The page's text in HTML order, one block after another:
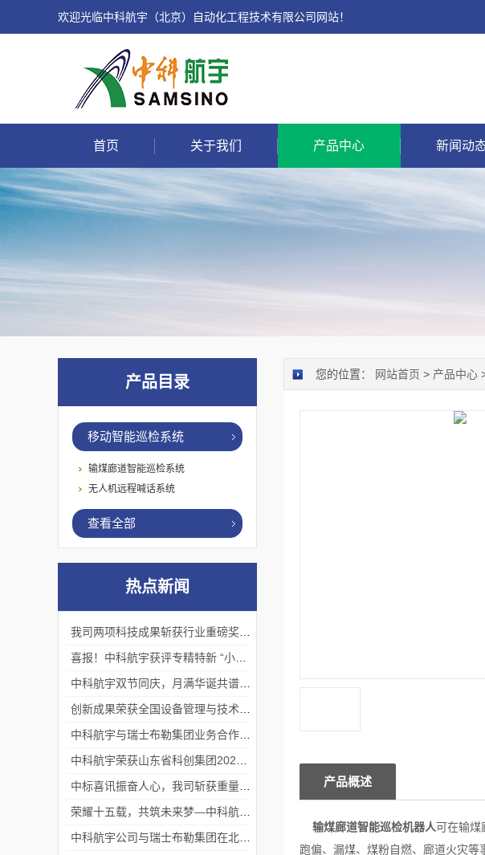
欢迎光临中科航宇（北京）自动化工程技术有限公司网站！
首页 关于我们 产品中心 新闻动
您的位置： 网站首页 > 产品中心
产品概述
输煤廊道智能巡检机器人可在输
跑偏、漏煤、煤粉自燃、廊道火灾等
产品目录
移动智能巡检系统
输煤廊道智能巡检系统
无人机远程喊话系统
查看全部
热点新闻